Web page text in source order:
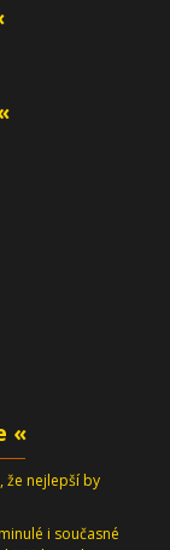
«
že nejlepší by
i současné